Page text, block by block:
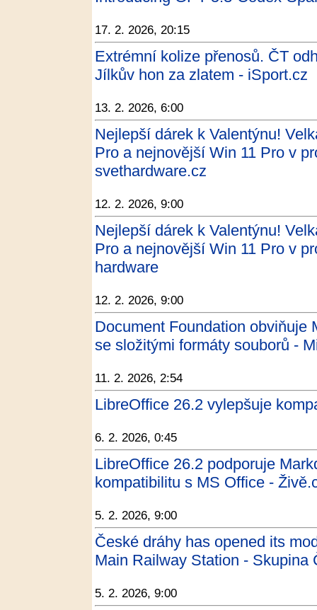
17. 2. 2026, 20:15
Extrémní kolize přenosů. ČT
Jílkův hon za zlatem - iSport.cz
13. 2. 2026, 6:00
Nejlepší dárek k Valentýnu!
Pro a nejnovější Win 11 Pro v
svethardware.cz
12. 2. 2026, 9:00
Nejlepší dárek k Valentýnu!
Pro a nejnovější Win 11 Pro v
hardware
12. 2. 2026, 9:00
Document Foundation obviňuje
se složitými formáty souborů -
11. 2. 2026, 2:54
LibreOffice 26.2 vylepšuje
6. 2. 2026, 0:45
LibreOffice 26.2 podporuje
kompatibilitu s MS Office -
5. 2. 2026, 9:00
České dráhy has opened its
Main Railway Station - Skupina
5. 2. 2026, 9:00